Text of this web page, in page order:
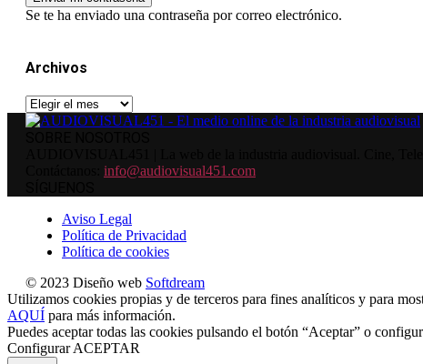
Se te ha enviado una contraseña por correo electrónico.
Archivos
Archivos
info@audiovisual451.com
Aviso Legal
Política de Privacidad
Política de cookies
© 2023 Diseño web Softdream
Utilizamos cookies propias y de terceros para fines analíticos y para
AQUÍ para más información.
Puedes aceptar todas las cookies pulsando el botón “Aceptar” o
Configurar ACEPTAR